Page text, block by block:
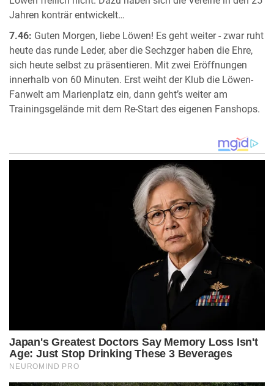
Jahren konträr entwickelt…
7.46: Guten Morgen, liebe Löwen! Es geht weiter - zwar ruht
heute das runde Leder, aber die Sechzger haben die Ehre,
sich heute selbst zu präsentieren. Mit zwei Eröffnungen
innerhalb von 60 Minuten. Erst weiht der Klub die Löwen-
Fanwelt am Marienplatz ein, dann geht’s weiter am
Trainingsgelände mit dem Re-Start des eigenen Fanshops.